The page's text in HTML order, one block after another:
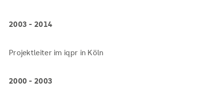
2003 - 2014
Projektleiter im iqpr in Köln
2000 - 2003